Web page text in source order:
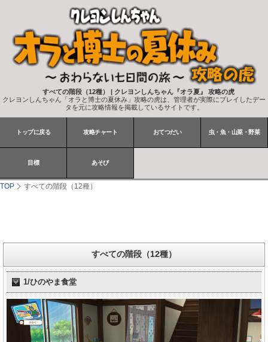
すべての階段（12種） | クレヨンしんちゃん『オラ夏』 攻略の虎
クレヨンしんちゃん「オラと博士の夏休み」攻略の虎は、管理者が実際にプレイしたデー
タを元に攻略情報を掲載しているサイトです。
トップに戻る 攻略チャート おてつだい 虫・魚・山菜・野菜
目標 あそび
TOP すべての階段（12種）
すべての階段（12種）
1/ひのやま食堂